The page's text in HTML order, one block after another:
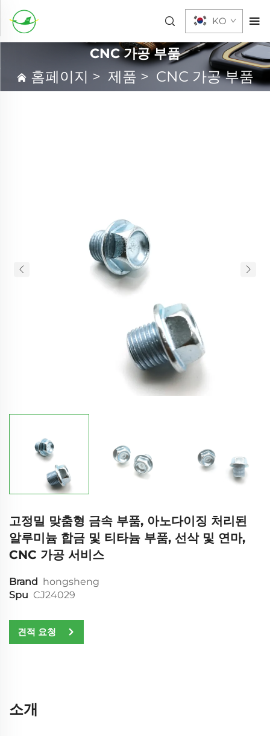
KO
CNC 가공 부품
홈페이지 > 제품 > CNC 가공 부품
고정밀 맞춤형 금속 부품, 아노다이징 처리된
알루미늄 합금 및 티타늄 부품, 선삭 및 연마,
CNC 가공 서비스
Brand hongsheng
Spu CJ24029
견적 요청
소개